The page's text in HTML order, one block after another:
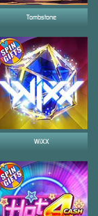
WiXX
Tombstone